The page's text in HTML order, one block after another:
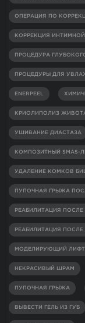
ОПЕРАЦИЯ ПО
КОРРЕКЦИЯ
ПРОЦЕДУРА
ПРОЦЕДУРЫ ДЛЯ
ENERPEEL
КРИОЛИПОЛИЗ
УШИВАНИЕ ДИАСТАЗА
КОМПОЗИТНЫЙ SMAS-
УДАЛЕНИЕ КОМКОВ
ПУПОЧНАЯ ГРЫЖА
РЕАБИЛИТАЦИЯ
РЕАБИЛИТАЦИЯ ПОСЛЕ
МОДЕЛИРУЮЩИЙ
НЕКРАСИВЫЙ ШРАМ
ПУПОЧНАЯ ГРЫЖА
ВЫВЕСТИ ГЕЛЬ ИЗ ГУБ